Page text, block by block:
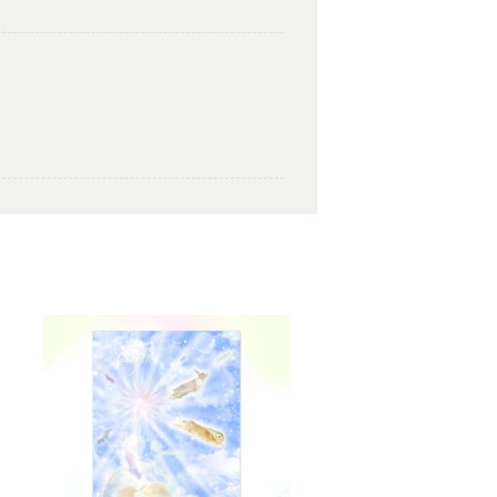
いました。気に入っていただけたよ
さんの幸せが訪れますように。あり
楽しみにしながら 絵と共に待ちたいと